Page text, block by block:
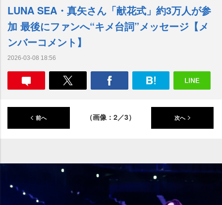
e
LUNA SEA・真矢さん「献花式」約3万人が参
加 最後にファンへ“キメ台詞”メッセージ【メ
ンバーコメント】
2026-03-08 18:56
前へ （画像：2／3） 次へ